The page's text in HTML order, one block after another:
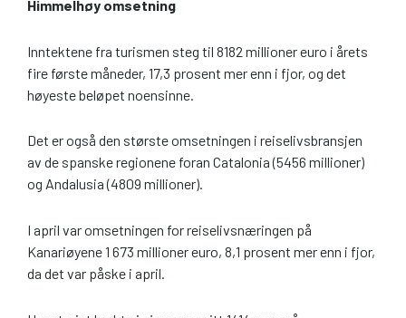
Himmelhøy omsetning
Inntektene fra turismen steg til 8182 millioner euro i årets
fire første måneder, 17,3 prosent mer enn i fjor, og det
høyeste beløpet noensinne.
Det er også den største omsetningen i reiselivsbransjen
av de spanske regionene foran Catalonia (5456 millioner)
og Andalusia (4809 millioner).
I april var omsetningen for reiselivsnæringen på
Kanariøyene 1 673 millioner euro, 8,1 prosent mer enn i fjor,
da det var påske i april.